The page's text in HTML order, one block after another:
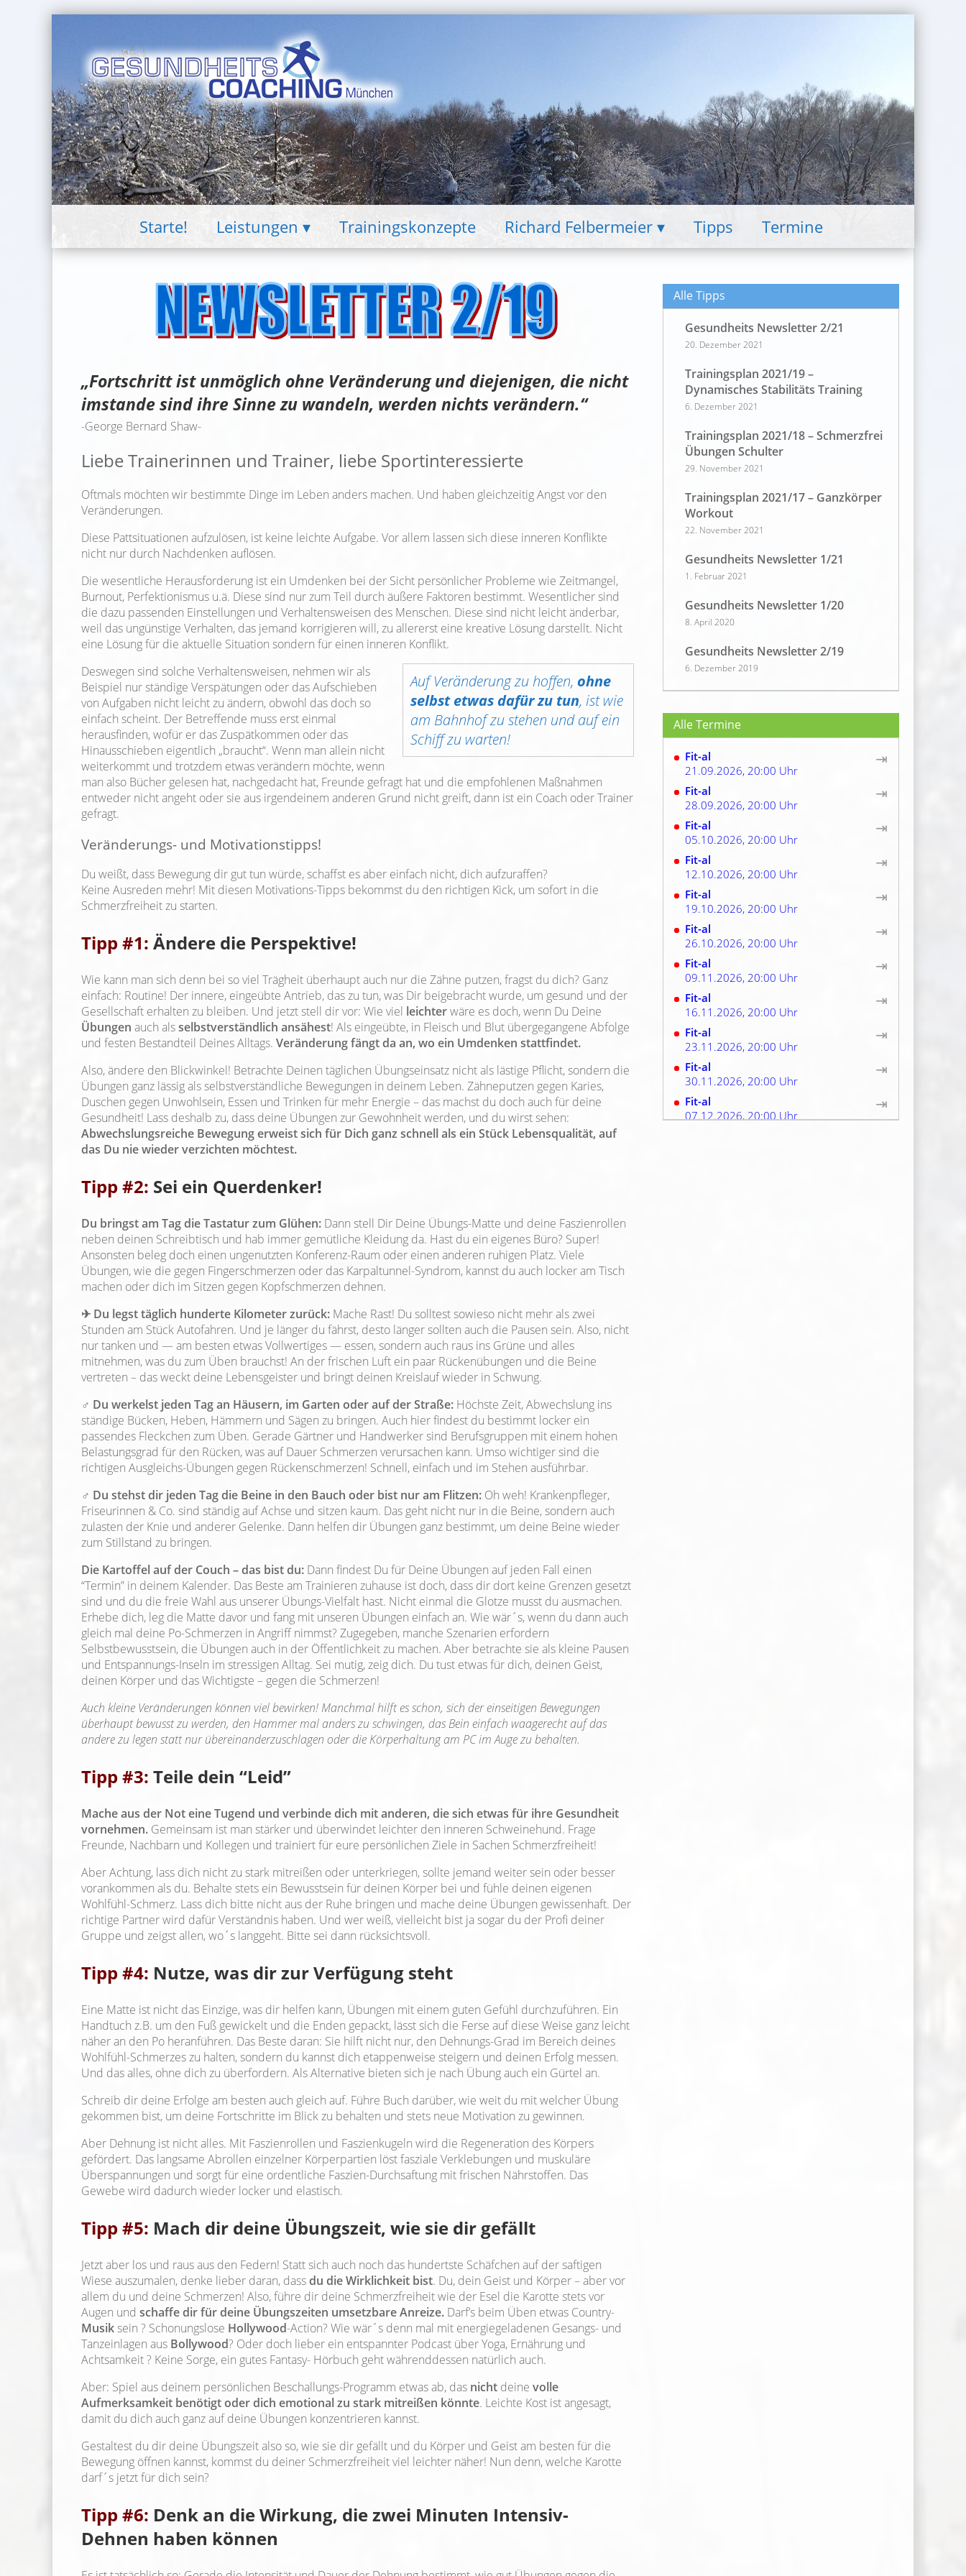
Starte! Leistungen Trainingskonzepte Richard Felbermeier Tipps Termine
„Fortschritt ist unmöglich ohne Veränderung und diejenigen, die nicht
imstande sind ihre Sinne zu wandeln, werden nichts verändern.“
-George Bernard Shaw-
Liebe Trainerinnen und Trainer, liebe Sportinteressierte
Oftmals möchten wir bestimmte Dinge im Leben anders machen. Und haben gleichzeitig Angst vor den
Veränderungen.
Diese Pattsituationen aufzulösen, ist keine leichte Aufgabe. Vor allem lassen sich diese inneren Konflikte
nicht nur durch Nachdenken auflösen.
Die wesentliche Herausforderung ist ein Umdenken bei der Sicht persönlicher Probleme wie Zeitmangel,
Burnout, Perfektionismus u.ä. Diese sind nur zum Teil durch äußere Faktoren bestimmt. Wesentlicher sind
die dazu passenden Einstellungen und Verhaltensweisen des Menschen. Diese sind nicht leicht änderbar,
weil das ungünstige Verhalten, das jemand korrigieren will, zu allererst eine kreative Lösung darstellt. Nicht
eine Lösung für die aktuelle Situation sondern für einen inneren Konflikt.
Auf Veränderung zu hoffen, ohne
selbst etwas dafür zu tun, ist wie
am Bahnhof zu stehen und auf ein
Schiff zu warten!
Deswegen sind solche Verhaltensweisen, nehmen wir als
Beispiel nur ständige Verspätungen oder das Aufschieben
von Aufgaben nicht leicht zu ändern, obwohl das doch so
einfach scheint. Der Betreffende muss erst einmal
herausfinden, wofür er das Zuspätkommen oder das
Hinausschieben eigentlich „braucht“. Wenn man allein nicht
weiterkommt und trotzdem etwas verändern möchte, wenn
man also Bücher gelesen hat, nachgedacht hat, Freunde gefragt hat und die empfohlenen Maßnahmen
entweder nicht angeht oder sie aus irgendeinem anderen Grund nicht greift, dann ist ein Coach oder Trainer
gefragt.
Veränderungs- und Motivationstipps!
Du weißt, dass Bewegung dir gut tun würde, schaffst es aber einfach nicht, dich aufzuraffen?
Keine Ausreden mehr! Mit diesen Motivations-Tipps bekommst du den richtigen Kick, um sofort in die
Schmerzfreiheit zu starten.
Tipp #1: Ändere die Perspektive!
Wie kann man sich denn bei so viel Trägheit überhaupt auch nur die Zähne putzen, fragst du dich? Ganz
einfach: Routine! Der innere, eingeübte Antrieb, das zu tun, was Dir beigebracht wurde, um gesund und der
Gesellschaft erhalten zu bleiben. Und jetzt stell dir vor: Wie viel leichterwäre es doch, wenn Du Deine
Übungen auch alsselbstverständlich ansähest! Als eingeübte, in Fleisch und Blut übergegangene Abfolge
und festen Bestandteil Deines Alltags. Veränderung fängt da an, wo ein Umdenken stattfindet.
Also, ändere den Blickwinkel! Betrachte Deinen täglichen Übungseinsatz nicht als lästige Pflicht, sondern die
Übungen ganz lässig als selbstverständliche Bewegungen in deinem Leben. Zähneputzen gegen Karies,
Duschen gegen Unwohlsein, Essen und Trinken für mehr Energie – das machst du doch auch für deine
Gesundheit! Lass deshalb zu, dass deine Übungen zur Gewohnheit werden, und du wirst sehen:
Abwechslungsreiche Bewegung erweist sich für Dich ganz schnell als ein Stück Lebensqualität, auf
das Du nie wieder verzichten möchtest.
Tipp #2: Sei ein Querdenker!
Du bringst am Tag die Tastatur zum Glühen: Dann stell Dir Deine Übungs-Matte und deine Faszienrollen
neben deinen Schreibtisch und hab immer gemütliche Kleidung da. Hast du ein eigenes Büro? Super!
Ansonsten beleg doch einen ungenutzten Konferenz-Raum oder einen anderen ruhigen Platz. Viele
Übungen, wie die gegen Fingerschmerzen oder das Karpaltunnel-Syndrom, kannst du auch locker am Tisch
machen oder dich im Sitzen gegen Kopfschmerzen dehnen.
✈ Du legst täglich hunderte Kilometer zurück: Mache Rast! Du solltest sowieso nicht mehr als zwei
Stunden am Stück Autofahren. Und je länger du fährst, desto länger sollten auch die Pausen sein. Also, nicht
nur tanken und — am besten etwas Vollwertiges — essen, sondern auch raus ins Grüne und alles
mitnehmen, was du zum Üben brauchst! An der frischen Luft ein paar Rückenübungen und die Beine
vertreten – das weckt deine Lebensgeister und bringt deinen Kreislauf wieder in Schwung.
♂ Du werkelst jeden Tag an Häusern, im Garten oder auf der Straße: Höchste Zeit, Abwechslung ins
ständige Bücken, Heben, Hämmern und Sägen zu bringen. Auch hier findest du bestimmt locker ein
passendes Fleckchen zum Üben. Gerade Gärtner und Handwerker sind Berufsgruppen mit einem hohen
Belastungsgrad für den Rücken, was auf Dauer Schmerzen verursachen kann. Umso wichtiger sind die
richtigen Ausgleichs-Übungen gegen Rückenschmerzen! Schnell, einfach und im Stehen ausführbar.
♂ Du stehst dir jeden Tag die Beine in den Bauch oder bist nur am Flitzen: Oh weh! Krankenpfleger,
Friseurinnen & Co. sind ständig auf Achse und sitzen kaum. Das geht nicht nur in die Beine, sondern auch
zulasten der Knie und anderer Gelenke. Dann helfen dir Übungen ganz bestimmt, um deine Beine wieder
zum Stillstand zu bringen.
Die Kartoffel auf der Couch – das bist du: Dann findest Du für Deine Übungen auf jeden Fall einen
“Termin” in deinem Kalender. Das Beste am Trainieren zuhause ist doch, dass dir dort keine Grenzen gesetzt
sind und du die freie Wahl aus unserer Übungs-Vielfalt hast. Nicht einmal die Glotze musst du ausmachen.
Erhebe dich, leg die Matte davor und fang mit unseren Übungen einfach an. Wie wär´s, wenn du dann auch
gleich mal deine Po-Schmerzen in Angriff nimmst? Zugegeben, manche Szenarien erfordern
Selbstbewusstsein, die Übungen auch in der Öffentlichkeit zu machen. Aber betrachte sie als kleine Pausen
und Entspannungs-Inseln im stressigen Alltag. Sei mutig, zeig dich. Du tust etwas für dich, deinen Geist,
deinen Körper und das Wichtigste – gegen die Schmerzen!
Auch kleine Veränderungen können viel bewirken! Manchmal hilft es schon, sich der einseitigen Bewegungen
überhaupt bewusst zu werden, den Hammer mal anders zu schwingen, das Bein einfach waagerecht auf das
andere zu legen statt nur übereinanderzuschlagen oder die Körperhaltung am PC im Auge zu behalten.
Tipp #3: Teile dein “Leid”
Mache aus der Not eine Tugend und verbinde dich mit anderen, die sich etwas für ihre Gesundheit
vornehmen. Gemeinsam ist man stärker und überwindet leichter den inneren Schweinehund. Frage
Freunde, Nachbarn und Kollegen und trainiert für eure persönlichen Ziele in Sachen Schmerzfreiheit!
Aber Achtung, lass dich nicht zu stark mitreißen oder unterkriegen, sollte jemand weiter sein oder besser
vorankommen als du. Behalte stets ein Bewusstsein für deinen Körper bei und fühle deinen eigenen
Wohlfühl-Schmerz. Lass dich bitte nicht aus der Ruhe bringen und mache deine Übungen gewissenhaft. Der
richtige Partner wird dafür Verständnis haben. Und wer weiß, vielleicht bist ja sogar du der Profi deiner
Gruppe und zeigst allen, wo´s langgeht. Bitte sei dann rücksichtsvoll.
Tipp #4: Nutze, was dir zur Verfügung steht
Eine Matte ist nicht das Einzige, was dir helfen kann, Übungen mit einem guten Gefühl durchzuführen. Ein
Handtuch z.B. um den Fuß gewickelt und die Enden gepackt, lässt sich die Ferse auf diese Weise ganz leicht
näher an den Po heranführen. Das Beste daran: Sie hilft nicht nur, den Dehnungs-Grad im Bereich deines
Wohlfühl-Schmerzes zu halten, sondern du kannst dich etappenweise steigern und deinen Erfolg messen.
Und das alles, ohne dich zu überfordern. Als Alternative bieten sich je nach Übung auch ein Gürtel an.
Schreib dir deine Erfolge am besten auch gleich auf. Führe Buch darüber, wie weit du mit welcher Übung
gekommen bist, um deine Fortschritte im Blick zu behalten und stets neue Motivation zu gewinnen.
Aber Dehnung ist nicht alles. Mit Faszienrollen und Faszienkugeln wird die Regeneration des Körpers
gefördert. Das langsame Abrollen einzelner Körperpartien löst fasziale Verklebungen und muskuläre
Überspannungen und sorgt für eine ordentliche Faszien-Durchsaftung mit frischen Nährstoffen. Das
Gewebe wird dadurch wieder locker und elastisch.
Tipp #5: Mach dir deine Übungszeit, wie sie dir gefällt
Jetzt aber los und raus aus den Federn! Statt sich auch noch das hundertste Schäfchen auf der saftigen
Wiese auszumalen, denke lieber daran, dassdu die Wirklichkeit bist. Du, dein Geist und Körper – aber vor
allem du und deine Schmerzen! Also, führe dir deine Schmerzfreiheit wie der Esel die Karotte stets vor
Augen und schaffe dir für deine Übungszeiten umsetzbare Anreize. Darf’s beim Üben etwas Country-
Musiksein ? Schonungslose Hollywood-Action? Wie wär´s denn mal mit energiegeladenen Gesangs- und
Tanzeinlagen aus Bollywood? Oder doch lieber ein entspannter Podcast über Yoga, Ernährung und
Achtsamkeit ? Keine Sorge, ein gutes Fantasy- Hörbuch geht währenddessen natürlich auch.
Aber: Spiel aus deinem persönlichen Beschallungs-Programm etwas ab, das nicht deine volle
Aufmerksamkeit benötigt oder dich emotional zu stark mitreißen könnte. Leichte Kost ist angesagt,
damit du dich auch ganz auf deine Übungen konzentrieren kannst.
Gestaltest du dir deine Übungszeit also so, wie sie dir gefällt und du Körper und Geist am besten für die
Bewegung öffnen kannst, kommst du deiner Schmerzfreiheit viel leichter näher! Nun denn, welche Karotte
darf´s jetzt für dich sein?
Tipp #6: Denk an die Wirkung, die zwei Minuten Intensiv-
Dehnen haben können
Alle Tipps
Gesundheits Newsletter 2/21
20. Dezember 2021
Trainingsplan 2021/19 –
Dynamisches Stabilitäts Training
6. Dezember 2021
Trainingsplan 2021/18 – Schmerzfrei
Übungen Schulter
29. November 2021
Trainingsplan 2021/17 – Ganzkörper
Workout
22. November 2021
Gesundheits Newsletter 1/21
1. Februar 2021
Gesundheits Newsletter 1/20
8. April 2020
Gesundheits Newsletter 2/19
6. Dezember 2019
Andri Ragettli
26. Juli 2019
Gehirnfitnessübungen – Bringen Sie
Ihren Kopf in Schwung
20. Januar 2019
Koordination & Geschicklichkeits-
Spiel: Gordischer Knoten
17. Januar 2019
Alle Termine
⇥
Fit-al
21.09.2026, 20:00 Uhr
⇥
Fit-al
28.09.2026, 20:00 Uhr
⇥
Fit-al
05.10.2026, 20:00 Uhr
⇥
Fit-al
12.10.2026, 20:00 Uhr
⇥
Fit-al
19.10.2026, 20:00 Uhr
⇥
Fit-al
26.10.2026, 20:00 Uhr
⇥
Fit-al
09.11.2026, 20:00 Uhr
⇥
Fit-al
16.11.2026, 20:00 Uhr
⇥
Fit-al
23.11.2026, 20:00 Uhr
⇥
Fit-al
30.11.2026, 20:00 Uhr
⇥
Fit-al
07.12.2026, 20:00 Uhr